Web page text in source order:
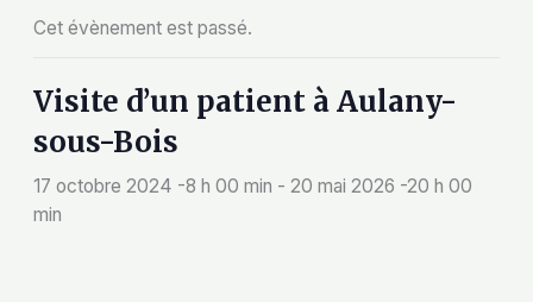
Cet évènement est passé.
Visite d’un patient à Aulany-
sous-Bois
17 octobre 2024 -8 h 00 min -20 mai 2026 -20 h 00
min